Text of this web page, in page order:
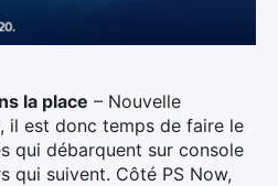
la place – Nouvelle
il est donc temps de faire le
qui débarquent sur console
qui suivent. Côté PS Now,